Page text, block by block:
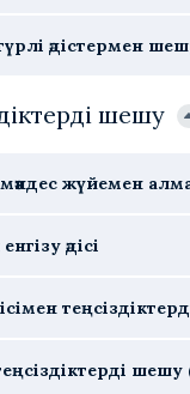
әдістермен
шешу
мәндес жүйемен
әдісі